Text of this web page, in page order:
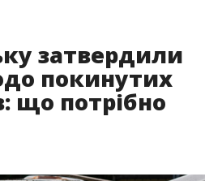
затвердили
покинутих
що потрібно